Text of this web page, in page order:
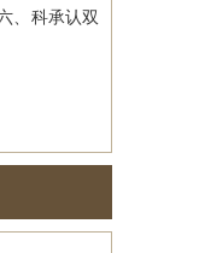
、科承认双